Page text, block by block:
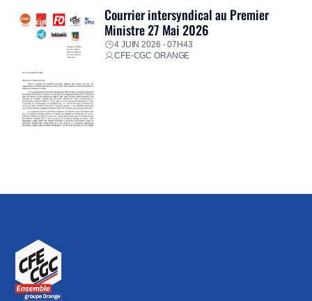
Courrier intersyndical au Premier
Ministre 27 Mai 2026
4 JUIN 2026 - 07H43
CFE-CGC ORANGE